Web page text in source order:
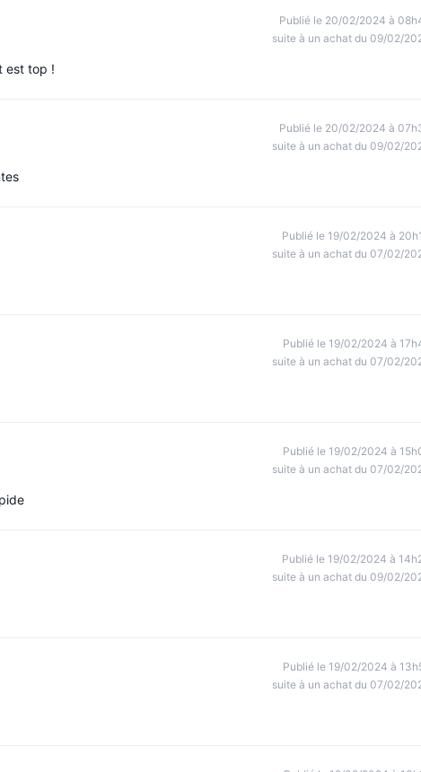
Publié le 20/02/2024 à
suite à un achat du 09/02/
est top !
Publié le 20/02/2024 à
suite à un achat du 09/02/
Publié le 19/02/2024 à
suite à un achat du 07/02/
Publié le 19/02/2024 à
suite à un achat du 07/02/
Publié le 19/02/2024 à
suite à un achat du 07/02/
Publié le 19/02/2024 à
suite à un achat du 09/02/
Publié le 19/02/2024 à
suite à un achat du 07/02/